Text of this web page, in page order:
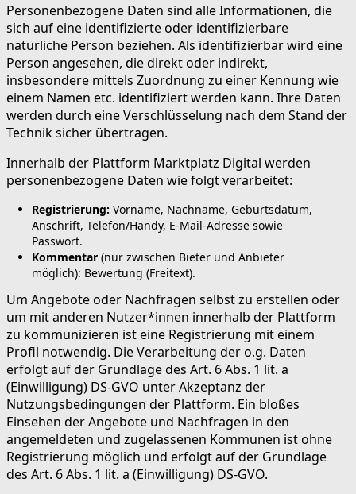
Personenbezogene Daten sind alle Informationen, die
sich auf eine identifizierte oder identifizierbare
natürliche Person beziehen. Als identifizierbar wird eine
Person angesehen, die direkt oder indirekt,
insbesondere mittels Zuordnung zu einer Kennung wie
einem Namen etc. identifiziert werden kann. Ihre Daten
werden durch eine Verschlüsselung nach dem Stand der
Technik sicher übertragen.
Innerhalb der Plattform Marktplatz Digital werden
personenbezogene Daten wie folgt verarbeitet:
Registrierung: Vorname, Nachname, Geburtsdatum,
Anschrift, Telefon/Handy, E-Mail-Adresse sowie
Passwort.
Kommentar (nur zwischen Bieter und Anbieter
möglich): Bewertung (Freitext).
Um Angebote oder Nachfragen selbst zu erstellen oder
um mit anderen Nutzer*innen innerhalb der Plattform
zu kommunizieren ist eine Registrierung mit einem
Profil notwendig. Die Verarbeitung der o.g. Daten
erfolgt auf der Grundlage des Art. 6 Abs. 1 lit. a
(Einwilligung) DS-GVO unter Akzeptanz der
Nutzungsbedingungen der Plattform. Ein bloßes
Einsehen der Angebote und Nachfragen in den
angemeldeten und zugelassenen Kommunen ist ohne
Registrierung möglich und erfolgt auf der Grundlage
des Art. 6 Abs. 1 lit. a (Einwilligung) DS-GVO.